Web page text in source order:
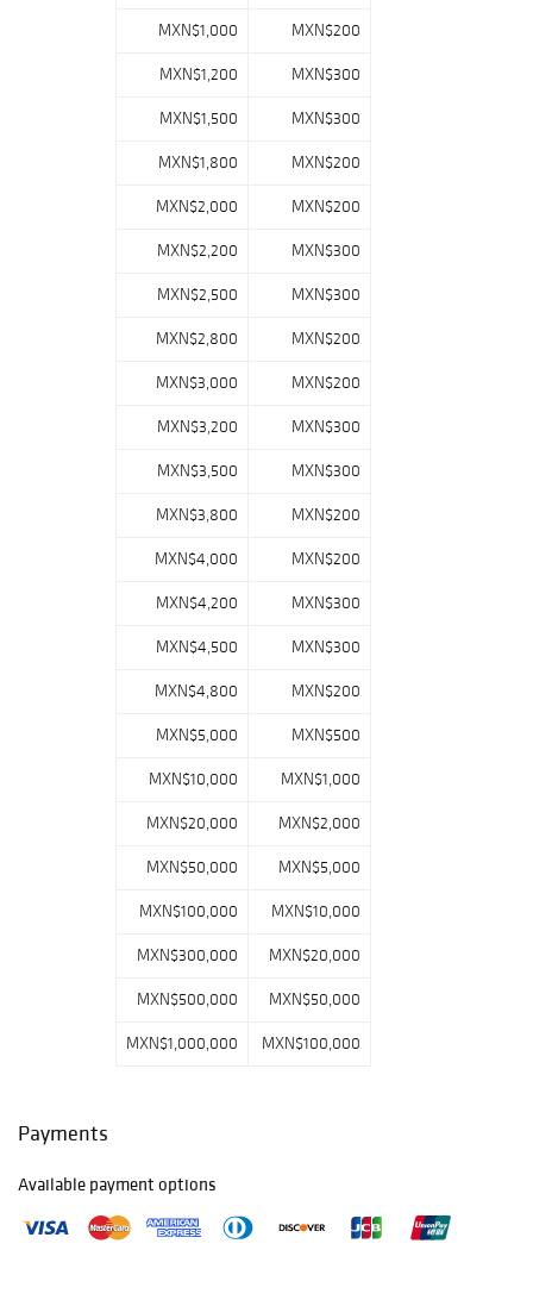
MXN$1,000 MXN$200
MXN$1,200 MXN$300
MXN$1,500 MXN$300
MXN$1,800 MXN$200
MXN$2,000 MXN$200
MXN$2,200 MXN$300
MXN$2,500 MXN$300
MXN$2,800 MXN$200
MXN$3,000 MXN$200
MXN$3,200 MXN$300
MXN$3,500 MXN$300
MXN$3,800 MXN$200
MXN$4,000 MXN$200
MXN$4,200 MXN$300
MXN$4,500 MXN$300
MXN$4,800 MXN$200
MXN$5,000 MXN$500
MXN$10,000 MXN$1,000
MXN$20,000 MXN$2,000
MXN$50,000 MXN$5,000
MXN$100,000 MXN$10,000
MXN$300,000 MXN$20,000
MXN$500,000 MXN$50,000
MXN$1,000,000 MXN$100,000
Payments
Available payment options